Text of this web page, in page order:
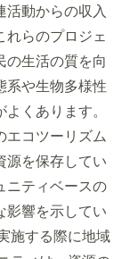
活動からの収入
れらのプロジェ
の生活の質を向
系や生物多様性
くあります。
エコツーリズム
源を保存してい
ニティベースの
影響を示してい
施する際に地域